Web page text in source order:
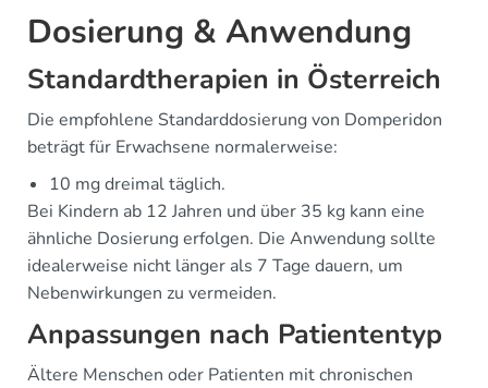
Dosierung & Anwendung
Standardtherapien in Österreich
Die empfohlene Standarddosierung von Domperidon
beträgt für Erwachsene normalerweise:
10 mg dreimal täglich.
Bei Kindern ab 12 Jahren und über 35 kg kann eine
ähnliche Dosierung erfolgen. Die Anwendung sollte
idealerweise nicht länger als 7 Tage dauern, um
Nebenwirkungen zu vermeiden.
Anpassungen nach Patiententyp
Ältere Menschen oder Patienten mit chronischen